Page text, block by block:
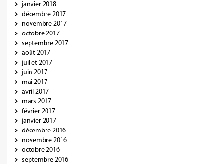
janvier 2018
décembre 2017
novembre 2017
octobre 2017
septembre 2017
août 2017
juillet 2017
juin 2017
mai 2017
avril 2017
mars 2017
février 2017
janvier 2017
décembre 2016
novembre 2016
octobre 2016
septembre 2016